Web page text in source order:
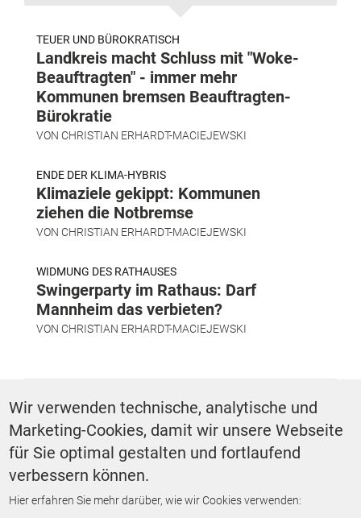
TEUER UND BÜROKRATISCH
Landkreis macht Schluss mit "Woke-
Beauftragten" - immer mehr
Kommunen bremsen Beauftragten-
Bürokratie
VON CHRISTIAN ERHARDT-MACIEJEWSKI
ENDE DER KLIMA-HYBRIS
Klimaziele gekippt: Kommunen
ziehen die Notbremse
VON CHRISTIAN ERHARDT-MACIEJEWSKI
WIDMUNG DES RATHAUSES
Swingerparty im Rathaus: Darf
Mannheim das verbieten?
VON CHRISTIAN ERHARDT-MACIEJEWSKI
Digitalisierung Ländlicher Raum
ZURÜCK ZUR STARTSEITE
Wir verwenden technische, analytische und
Marketing-Cookies, damit wir unsere Webseite
für Sie optimal gestalten und fortlaufend
verbessern können.
Hier erfahren Sie mehr darüber, wie wir Cookies verwenden: